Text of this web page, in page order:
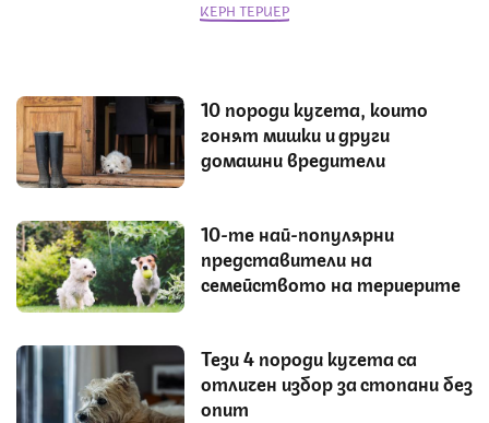
КЕРН ТЕРИЕР
10 породи кучета, които
гонят мишки и други
домашни вредители
10-те най-популярни
представители на
семейството на териерите
Тези 4 породи кучета са
отличен избор за стопани без
опит